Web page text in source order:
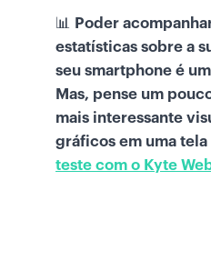
📊
Poder
estatísticas sobre a
seu smartphone é
Mas, pense um
mais interessante
gráficos em uma
teste com o Kyte